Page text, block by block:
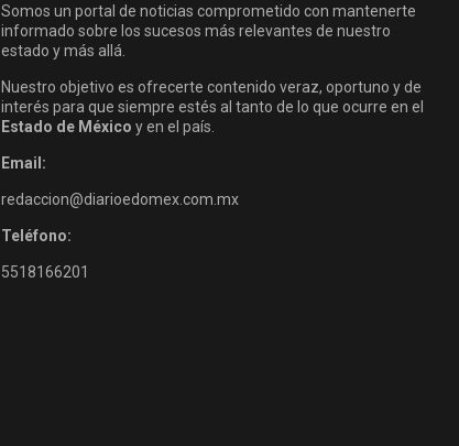
Somos un portal de noticias comprometido con mantenerte
informado sobre los sucesos más relevantes de nuestro
estado y más allá.
Nuestro objetivo es ofrecerte contenido veraz, oportuno y de
interés para que siempre estés al tanto de lo que ocurre en el
Estado de México y en el país.
Email:
redaccion@diarioedomex.com.mx
Teléfono:
5518166201